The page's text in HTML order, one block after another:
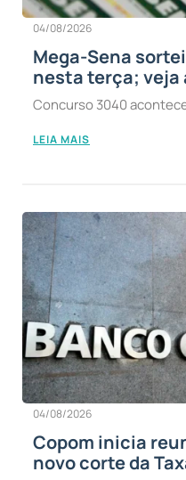
04/08/2026
Mega-Sena
nesta terça; veja
Concurso 3040
LEIA MAIS
04/08/2026
Copom inicia
novo corte da